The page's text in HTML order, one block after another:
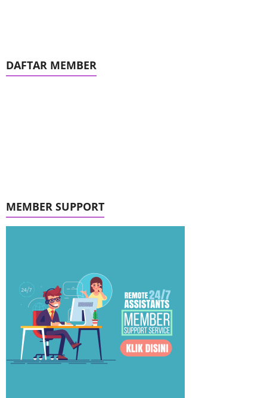
DAFTAR MEMBER
MEMBER SUPPORT